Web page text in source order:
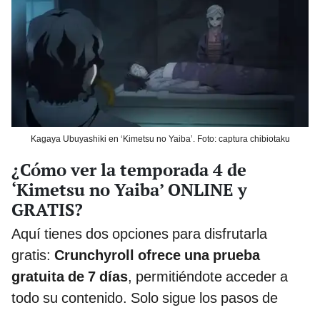
Kagaya Ubuyashiki en ‘Kimetsu no Yaiba’. Foto: captura chibiotaku
¿Cómo ver la temporada 4 de
‘Kimetsu no Yaiba’ ONLINE y
GRATIS?
Aquí tienes dos opciones para disfrutarla
gratis: Crunchyroll ofrece una prueba
gratuita de 7 días, permitiéndote acceder a
todo su contenido. Solo sigue los pasos de